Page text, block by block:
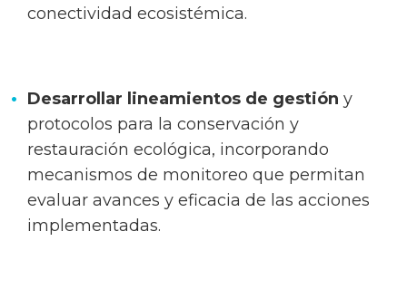
conectividad ecosistémica.
Desarrollar lineamientos de gestión y
protocolos para la conservación y
restauración ecológica, incorporando
mecanismos de monitoreo que permitan
evaluar avances y eficacia de las acciones
implementadas.